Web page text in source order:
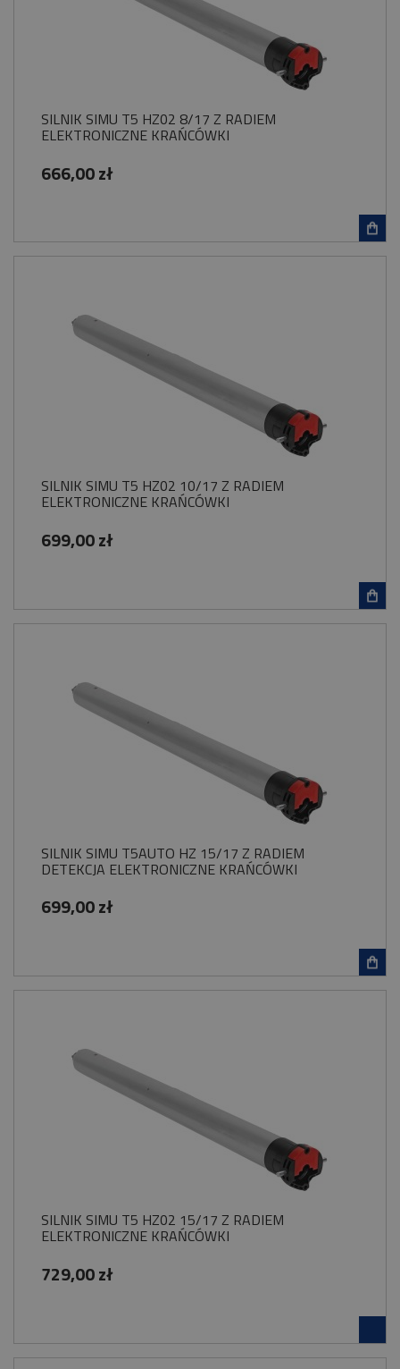
SILNIK SIMU T5 HZ02 8/17 Z RADIEM
ELEKTRONICZNE KRAŃCÓWKI
666,00 zł
SILNIK SIMU T5 HZ02 10/17 Z RADIEM
ELEKTRONICZNE KRAŃCÓWKI
699,00 zł
SILNIK SIMU T5AUTO HZ 15/17 Z RADIEM
DETEKCJA ELEKTRONICZNE KRAŃCÓWKI
699,00 zł
SILNIK SIMU T5 HZ02 15/17 Z RADIEM
ELEKTRONICZNE KRAŃCÓWKI
729,00 zł